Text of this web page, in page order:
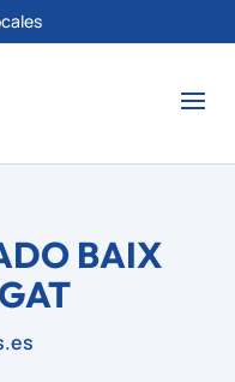
BAIX